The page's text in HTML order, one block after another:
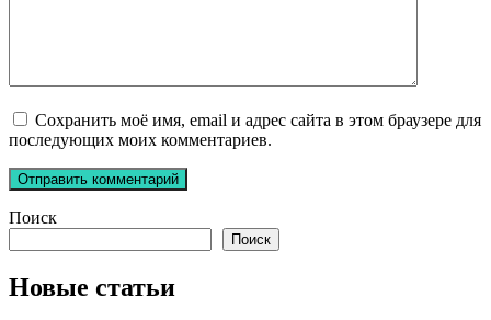
Сохранить моё имя, email и адрес сайта в этом браузере для
последующих моих комментариев.
Поиск
Поиск
Новые статьи